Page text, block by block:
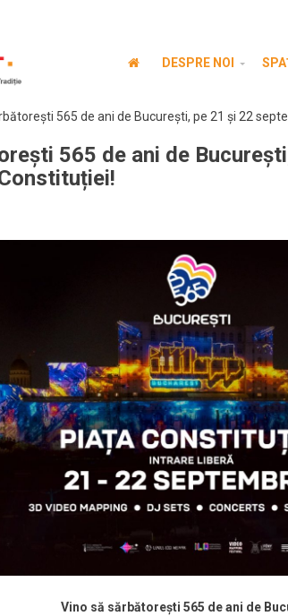
DESPRE NOI
565 de ani de București, pe 21 și 22
565 de ani de
Vino să sărbătorești 565 de ani de